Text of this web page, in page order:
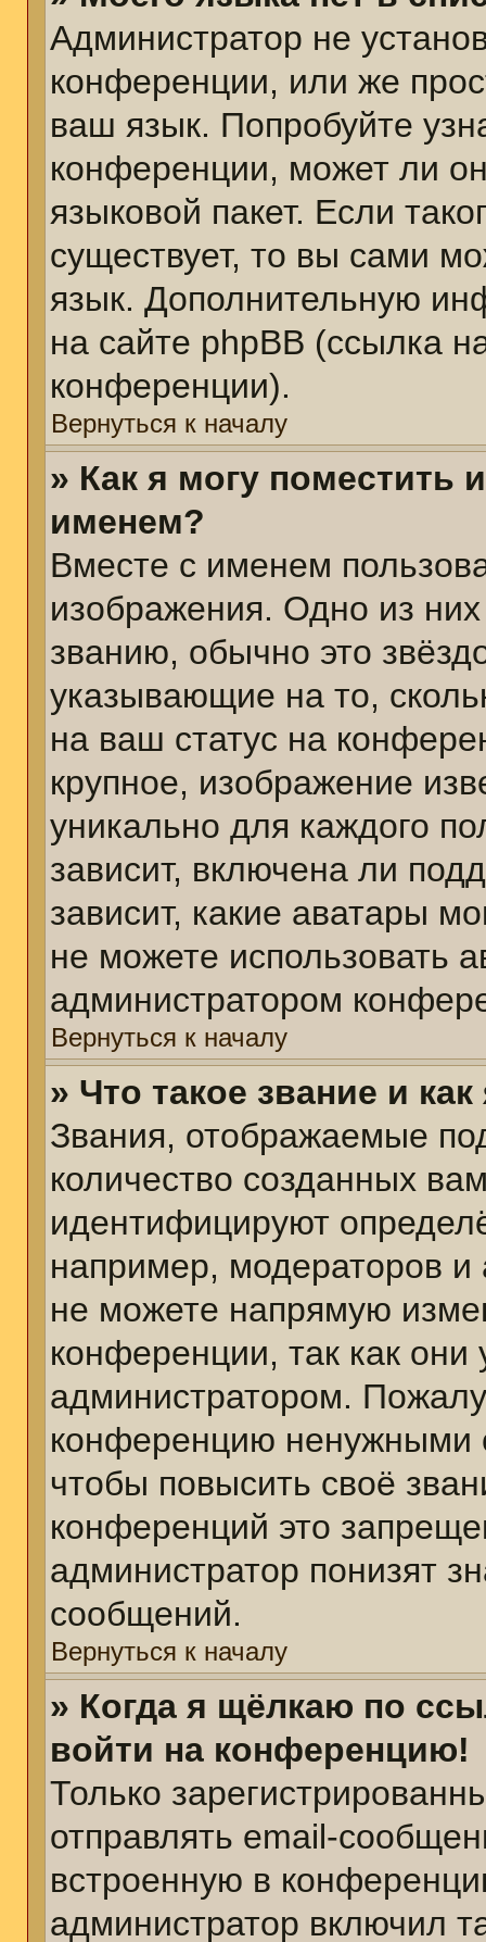
Администратор не
конференции, или же
ваш язык. Попробуйте
конференции, может ли
языковой пакет. Если
существует, то вы сами
язык. Дополнительную
на сайте phpBB (ссылка
конференции).
Вернуться к началу
» Как я могу поместить
именем?
Вместе с именем
изображения. Одно из
званию, обычно это
указывающие на то,
на ваш статус на
крупное, изображение
уникально для каждого
зависит, включена ли
зависит, какие аватары
не можете использовать
администратором
Вернуться к началу
» Что такое звание и
Звания, отображаемые
количество созданных
идентифицируют
например, модераторов
не можете напрямую
конференции, так как они
администратором.
конференцию ненужными
чтобы повысить своё
конференций это
администратор понизят
сообщений.
Вернуться к началу
» Когда я щёлкаю по
войти на конференцию!
Только
отправлять email-
встроенную в
администратор включил